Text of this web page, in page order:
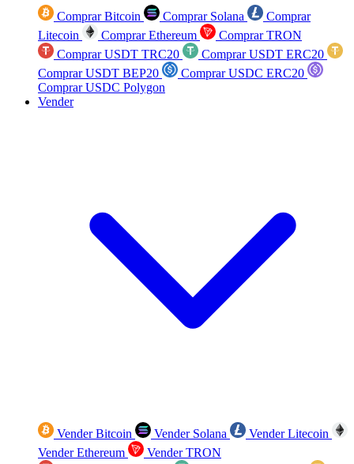
Comprar Bitcoin Comprar Solana
Comprar
Litecoin
Comprar Ethereum
Comprar TRON
Comprar USDT TRC20
Comprar USDT ERC20
Comprar USDT BEP20
Comprar USDC ERC20
Comprar USDC Polygon
Vender
Vender Bitcoin Vender Solana
Vender Litecoin
Vender Ethereum
Vender TRON